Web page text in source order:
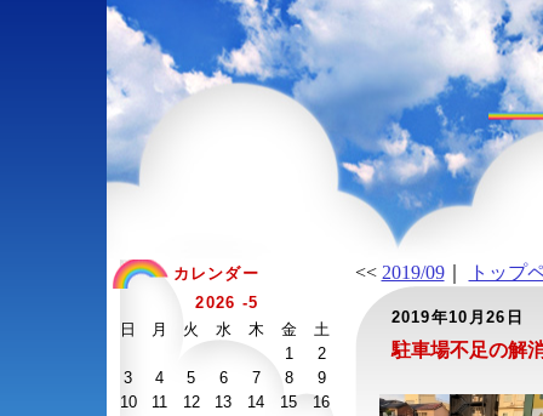
カレンダー
2026 -5
日
月 火 水 木 金
土
1
2
3
4 5 6 7 8
9
10
11 12 13 14 15
16
<< 2019/09｜ トップ
2019年10月26日
駐車場不足の解